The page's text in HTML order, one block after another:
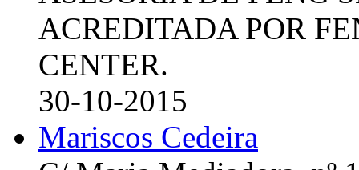
ACREDITADA POR
CENTER.
30-10-2015
Mariscos Cedeira